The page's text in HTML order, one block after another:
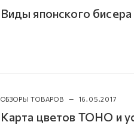
Виды японского
ОБЗОРЫ ТОВАРОВ — 16.05.2017
Карта цветов TOHO и